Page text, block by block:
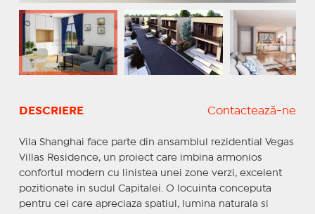
DESCRIERE Contactează-ne
Vila Shanghai face parte din ansamblul rezidential Vegas
Villas Residence, un proiect care imbina armonios
confortul modern cu linistea unei zone verzi, excelent
pozitionate in sudul Capitalei. O locuinta conceputa
pentru cei care apreciaza spatiul, lumina naturala si